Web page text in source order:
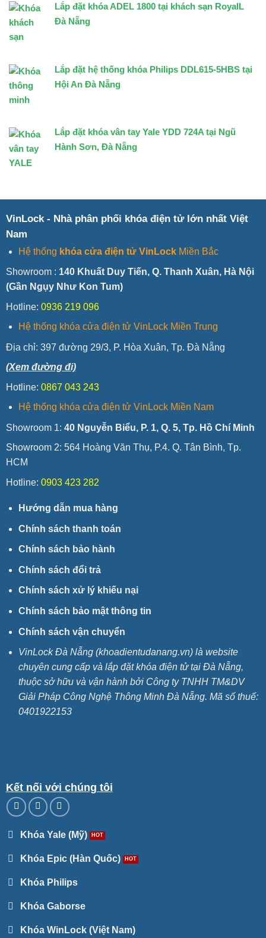
Lắp đặt khóa ADEL 1800 tại khách sạn RoyalL
Đà Nẵng
Lắp đặt hệ thống khóa Philips DDL615-5HBS tại
Hội An Đà Nẵng
Lắp đặt khóa vân tay Yale YDD 724A tại Ngũ
Hành Sơn, Đà Nẵng
VinLock - Nhà phân phối khóa điện tử lớn nhất Việt
Nam
Hệ thống khóa cửa điện tử VinLockMiền Bắc
Showroom : 140 Khuất Duy Tiến, Q. Thanh Xuân, Hà Nội
(Gần Ngụy Như Kon Tum)
Hotline: 0936 219 096
Hệ thống khóa cửa điện tử VinLock Miền Trung
Địa chỉ: 397 đường 29/3, P. Hòa Xuân, Tp. Đà Nẵng
(Xem đường đi)
Hotline: 0867 043 243
Hệ thống khóa cửa điện tử VinLock Miền Nam
Showroom 1: 40 Nguyễn Biểu, P. 1, Q. 5, Tp. Hồ Chí Minh
Showroom 2: 564 Hoàng Văn Thụ, P.4. Q. Tân Bình, Tp.
HCM
Hotline: 0903 423 282
Hướng dẫn mua hàng
Chính sách thanh toán
Chính sách bảo hành
Chính sách đổi trả
Chính sách xử lý khiếu nại
Chính sách bảo mật thông tin
Chính sách vận chuyển
VinLock Đà Nẵng (khoadientudanang.vn) là website
chuyên cung cấp và lắp đặt khóa điện tử tại Đà Nẵng,
thuộc sở hữu và vận hành bởi Công ty TNHH TM&DV
Giải Pháp Công Nghệ Thông Minh Đà Nẵng. Mã số thuế:
0401922153
Kết nối với chúng tôi
Khóa Yale (Mỹ)
Khóa Epic (Hàn Quốc)
Khóa Philips
Khóa Gaborse
Khóa WinLock (Việt Nam)